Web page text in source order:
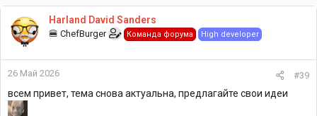
Harland David Sanders
🍔 ChefBurger Команда форума High developer
26 Май 2026 #39
всем привет, тема снова актуальна, предлагайте свои идеи